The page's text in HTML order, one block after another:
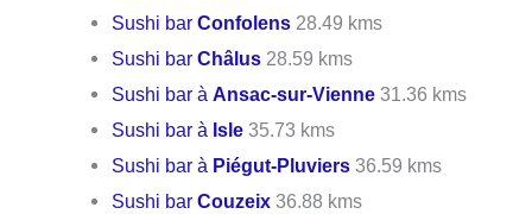
Sushi barConfolens 28.49 kms
Sushi barChâlus 28.59 kms
Sushi bar àAnsac-sur-Vienne 31.36 kms
Sushi bar à Isle 35.73 kms
Sushi bar à Piégut-Pluviers 36.59 kms
Sushi barCouzeix 36.88 kms